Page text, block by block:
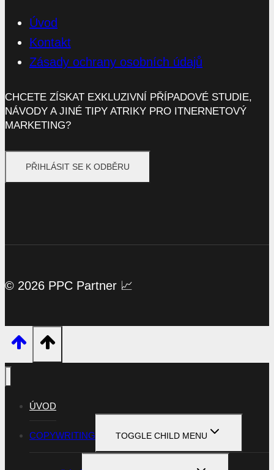
Úvod
Kontakt
Zásady ochrany osobních údajů
CHCETE ZÍSKAT EXKLUZIVNÍ PŘÍPADOVÉ STUDIE,
NÁVODY A JINÉ TIPY ATRIKY PRO ITNERNETOVÝ
MARKETING?
© 2026 PPC Partner 📈
ÚVOD
COPYWRITING TOGGLE CHILD MENU